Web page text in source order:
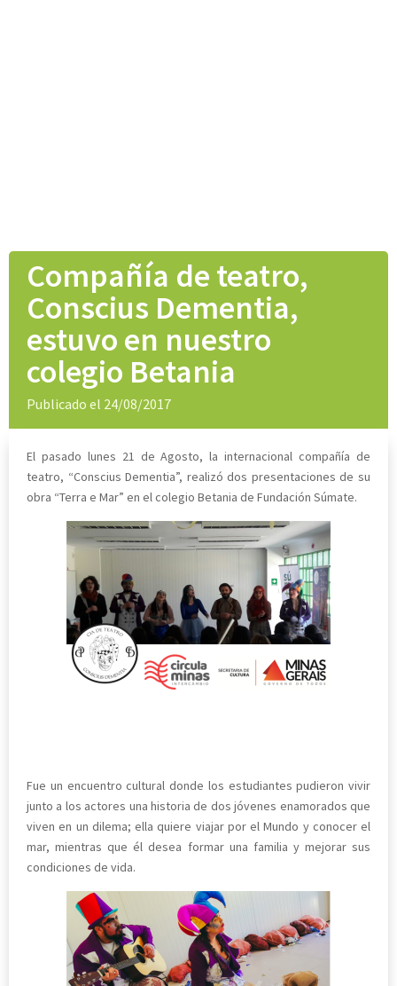
Compañía de teatro,
Conscius Dementia,
estuvo en nuestro
colegio Betania
Publicado el 24/08/2017
El pasado lunes 21 de Agosto, la internacional compañía de
teatro, “Conscius Dementia”, realizó dos presentaciones de su
obra “Terra e Mar” en el colegio Betania de Fundación Súmate.
Fue un encuentro cultural donde los estudiantes pudieron vivir
junto a los actores una historia de dos jóvenes enamorados que
viven en un dilema; ella quiere viajar por el Mundo y conocer el
mar, mientras que él desea formar una familia y mejorar sus
condiciones de vida.